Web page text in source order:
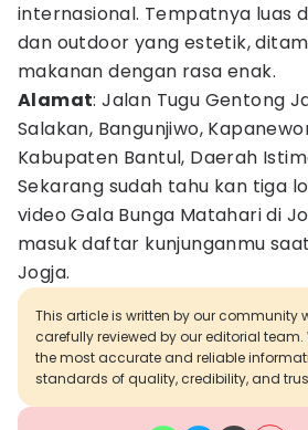
internasional. Tempatnya luas
dan outdoor yang estetik,
makanan dengan rasa enak.
Alamat: Jalan Tugu Gentong
Salakan, Bangunjiwo,
Kabupaten Bantul, Daerah
Sekarang sudah tahu kan tiga
video Gala Bunga Matahari di
masuk daftar kunjunganmu
Jogja.
This article is written by our community
carefully reviewed by our editorial team.
the most accurate and reliable
standards of quality, credibility, and